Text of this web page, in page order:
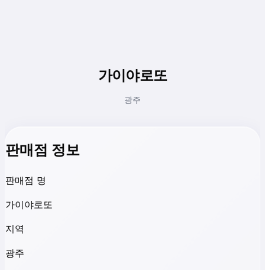
가이야로또
광주
판매점 정보
판매점 명
가이야로또
지역
광주